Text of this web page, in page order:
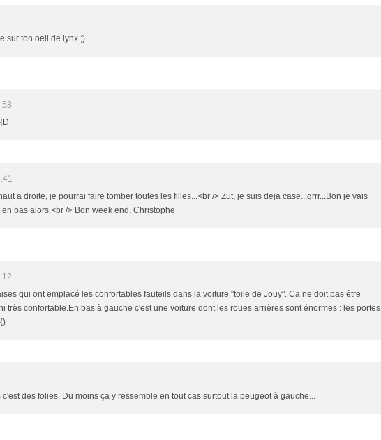
sur ton oeil de lynx ;)
a droite, je pourrai faire tomber toutes les filles...<br /> Zut, je suis deja case...grrr...Bon je vais
bas alors.<br /> Bon week end, Christophe
qui ont emplacé les confortables fauteils dans la voiture "toile de Jouy". Ca ne doit pas être
très confortable.En bas à gauche c'est une voiture dont les roues arrières sont énormes : les portes
des folies. Du moins ça y ressemble en tout cas surtout la peugeot à gauche...